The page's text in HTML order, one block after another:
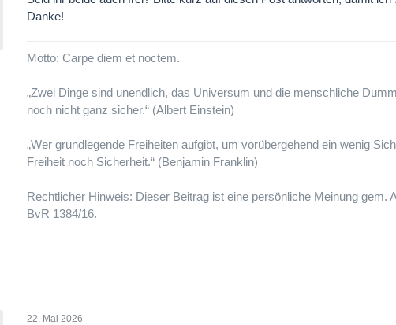
Danke!
Motto: Carpe diem et noctem.
„Zwei Dinge sind unendlich, das Universum und die menschliche
noch nicht ganz sicher.“ (Albert Einstein)
„Wer grundlegende Freiheiten aufgibt, um vorübergehend ein wenig
Freiheit noch Sicherheit.“ (Benjamin Franklin)
Rechtlicher Hinweis: Dieser Beitrag ist eine persönliche Meinung gem.
BvR 1384/16.
22. Mai 2026